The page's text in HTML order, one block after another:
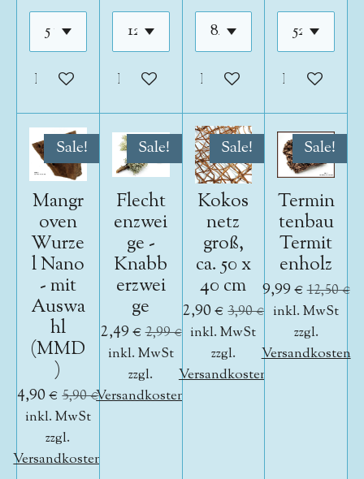
In den WarenkorbIn den WarenkorbIn den Warenkorb
In den
Sale!
Mangr
oven
Wurze
l Nano
- mit
Auswa
hl
(MMD
)
4,90 € 5,90 €
inkl. MwSt
zzgl.
Versandkosten
Sale!
Flecht
enzwei
ge -
Knabb
erzwei
ge
2,49 €2,99 €
inkl. MwSt
zzgl.
Versandkosten
Sale!
Kokos
netz
groß,
ca. 50 x
40 cm
2,90 € 3,90 €
inkl. MwSt
zzgl.
Versandkosten
Sale!
Termin
tenbau
Termit
enholz
9,99 €12,50 €
inkl. MwSt
zzgl.
Versandkosten